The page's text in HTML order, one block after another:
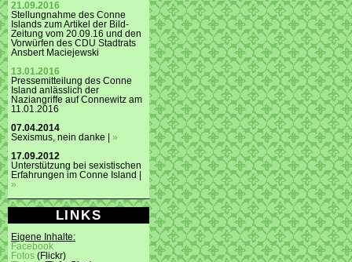
21.09.2016
Stellungnahme des Conne
Islands zum Artikel der Bild-
Zeitung vom 20.09.16 und den
Vorwürfen des CDU Stadtrats
Ansbert Maciejewski
13.01.2016
Pressemitteilung des Conne
Island anlässlich der
Naziangriffe auf Connewitz am
11.01.2016
07.04.2014
Sexismus, nein danke | »
17.09.2012
Unterstützung bei sexistischen
Erfahrungen im Conne Island |
»
LINKS
Eigene Inhalte:
Facebook
Fotos (Flickr)